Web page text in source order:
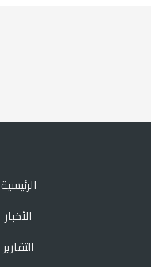
الرئيسية
الأخبار
التقارير